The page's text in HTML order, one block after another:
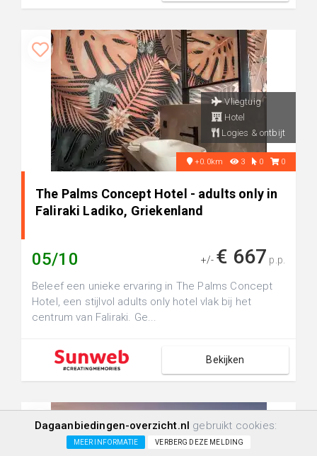
Vliegtuig
Hotel
Logies & ontbijt
+0.0km 3 0 0
The Palms Concept Hotel - adults only in
Faliraki Ladiko, Griekenland
05/10 +/- € 667 p.p.
Beleef een unieke ervaring in The Palms Concept
Hotel, een stijlvol adults only hotel vlak bij het
centrum van Faliraki. Ge...
Bekijken
Dagaanbiedingen-overzicht.nl gebruikt cookies:
MEER INFORMATIE VERBERG DEZE MELDING